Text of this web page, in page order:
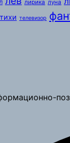
лирика луна
телевизор